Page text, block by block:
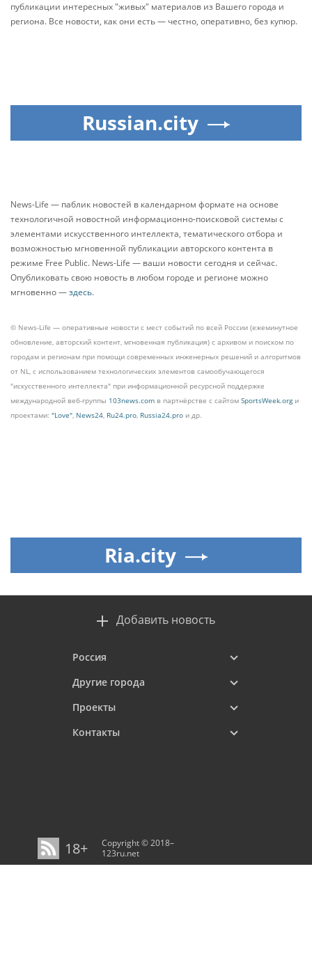
публикации интересных "живых" материалов из Вашего города и
региона. Все новости, как они есть — честно, оперативно, без купюр.
Russian.city
News-Life — паблик новостей в календарном формате на основе
технологичной новостной информационно-поисковой системы с
элементами искусственного интеллекта, тематического отбора и
возможностью мгновенной публикации авторского контента в
режиме Free Public. News-Life — ваши новости сегодня и сейчас.
Опубликовать свою новость в любом городе и регионе можно
мгновенно —здесь.
© News-Life — оперативные новости с мест событий по всей России (ежеминутное
обновление, авторский контент, мгновенная публикация) с архивом и поиском по
городам и регионам при помощи современных инженерных решений и алгоритмов
от NL, с использованием технологических элементов самообучающегося
"искусственного интеллекта" при информационной ресурсной поддержке
международной веб-группы 103news.com в партнёрстве с сайтом SportsWeek.orgи
проектами: "Love", News24, Ru24.pro, Russia24.pro и др.
Ria.city
Добавить новость
Россия
Другие города
Проекты
Контакты
18+
Copyright © 2018–
123ru.net